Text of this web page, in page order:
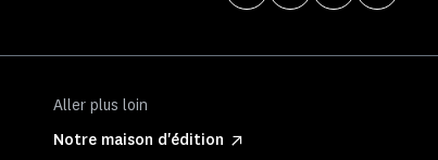
Aller plus loin
Notre maison d'édition